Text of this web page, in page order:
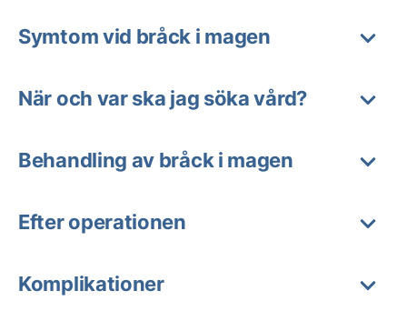
Symtom vid bråck i magen
När och var ska jag söka vård?
Behandling av bråck i magen
Efter operationen
Komplikationer